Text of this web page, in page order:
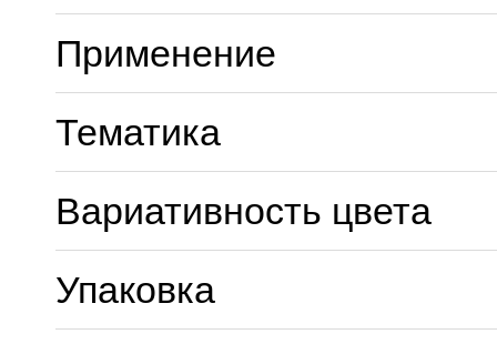
Применение
Тематика
Вариативность цвета
Упаковка